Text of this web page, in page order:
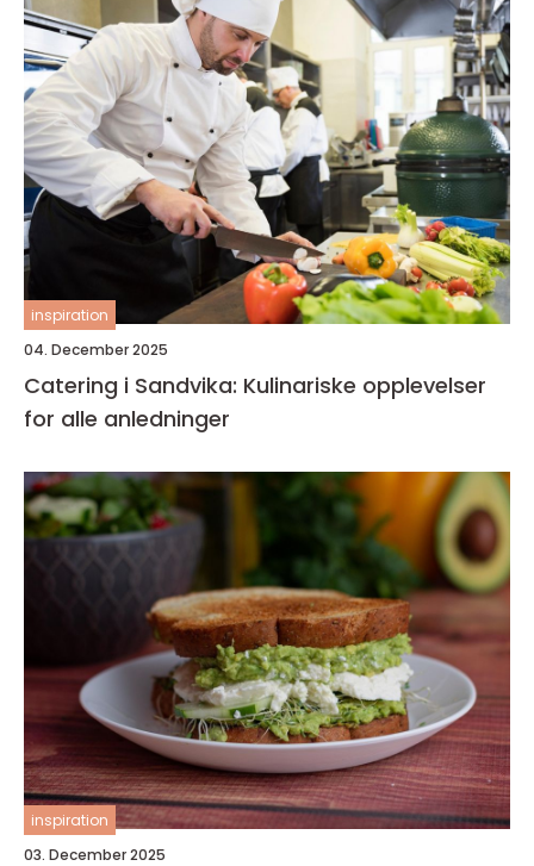
inspiration
04. December 2025
Catering i Sandvika: Kulinariske opplevelser
for alle anledninger
inspiration
03. December 2025